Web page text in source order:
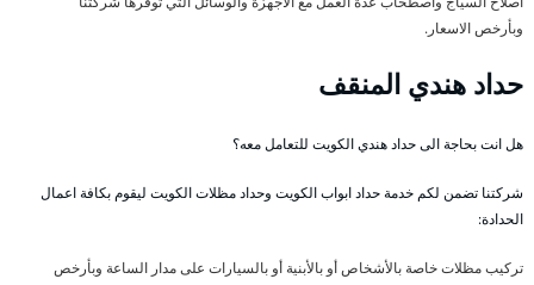
وبأرخص الاسعار.
حداد هندي المنقف
هل انت بحاجة الى حداد هندي الكويت للتعامل معه؟
شركتنا تضمن لكم خدمة حداد ابواب الكويت وحداد مظلات الكويت ليقوم بكافة اعمال
الحدادة:
تركيب مظلات خاصة بالأشخاص أو بالأبنية أو بالسيارات على مدار الساعة وبأرخص